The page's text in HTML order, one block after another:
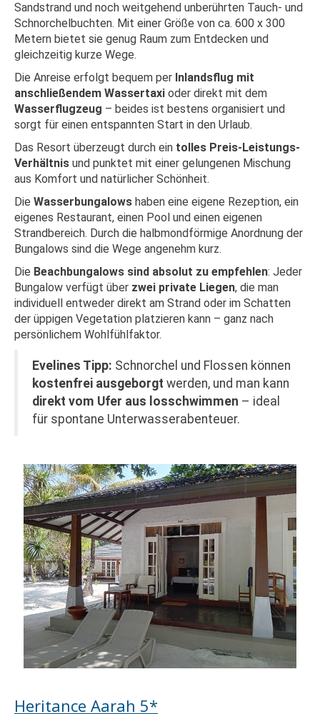
Sandstrand und noch weitgehend unberührten Tauch- und
Schnorchelbuchten. Mit einer Größe von ca. 600 x 300
Metern bietet sie genug Raum zum Entdecken und
gleichzeitig kurze Wege.
Die Anreise erfolgt bequem per Inlandsflug mit
anschließendem Wassertaxi oder direkt mit dem
Wasserflugzeug – beides ist bestens organisiert und
sorgt für einen entspannten Start in den Urlaub.
Das Resort überzeugt durch ein tolles Preis-Leistungs-
Verhältnis und punktet mit einer gelungenen Mischung
aus Komfort und natürlicher Schönheit.
Die Wasserbungalows haben eine eigene Rezeption, ein
eigenes Restaurant, einen Pool und einen eigenen
Strandbereich. Durch die halbmondförmige Anordnung der
Bungalows sind die Wege angenehm kurz.
Die Beachbungalows sind absolut zu empfehlen: Jeder
Bungalow verfügt über zwei private Liegen, die man
individuell entweder direkt am Strand oder im Schatten
der üppigen Vegetation platzieren kann – ganz nach
persönlichem Wohlfühlfaktor.
Evelines Tipp: Schnorchel und Flossen können
kostenfrei ausgeborgt werden, und man kann
direkt vom Ufer aus losschwimmen – ideal
für spontane Unterwasserabenteuer.
Heritance Aarah 5*